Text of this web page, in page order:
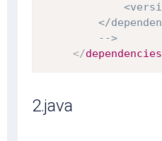
</
    -->
</dependencies
2.java